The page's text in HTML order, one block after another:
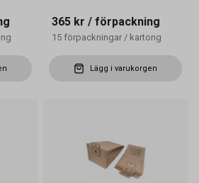
365 kr / förpackning
15 förpackningar / kartong
Lägg i varukorgen